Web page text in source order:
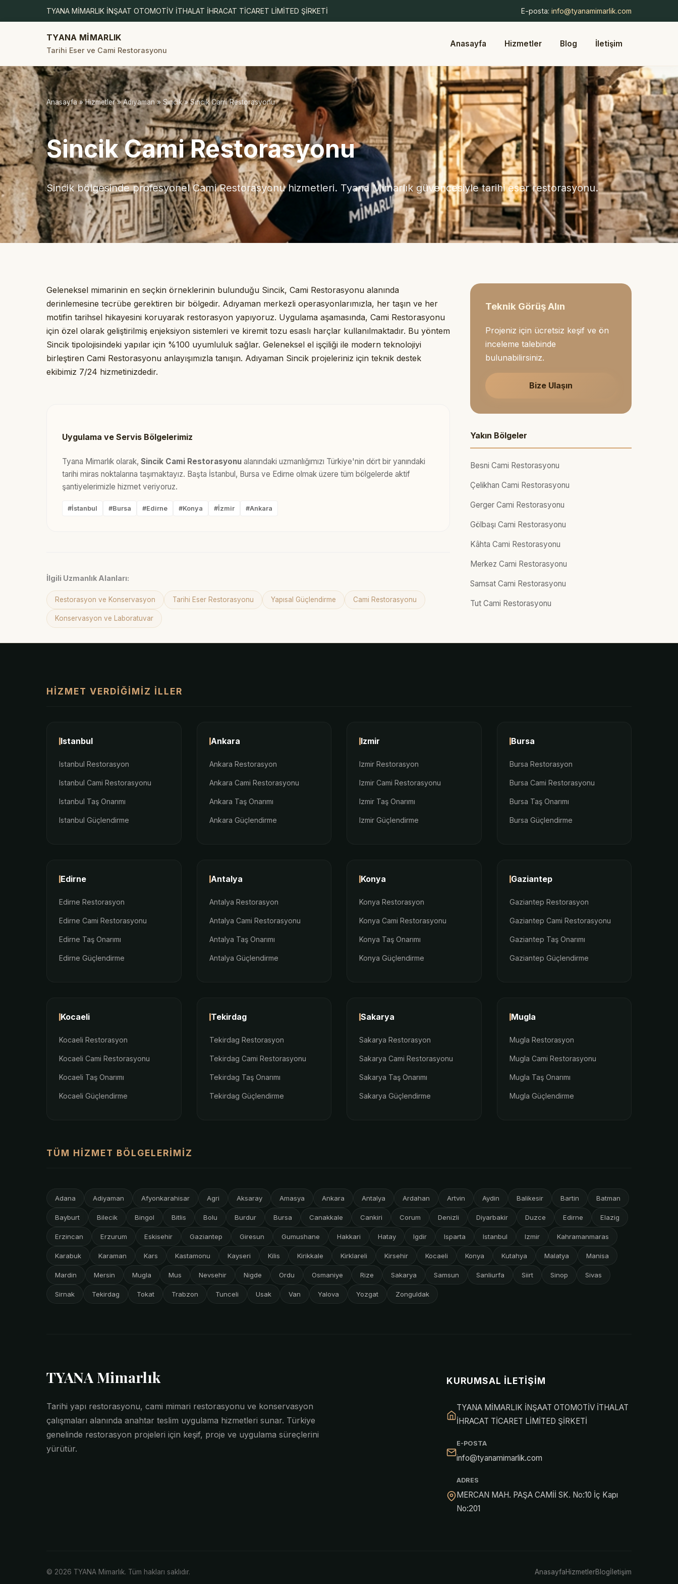
TYANA MİMARLIK İNŞAAT OTOMOTİV İTHALAT İHRACAT TİCARET LİMİTED ŞİRKETİ E-posta: info@tyanamimarlik.com
TYANA MİMARLIK
Tarihi Eser ve Cami Restorasyonu
Anasayfa Hizmetler Blog İletişim
Anasayfa»Hizmetler»Adıyaman»Sincik» Sincik Cami Restorasyonu
Sincik Cami Restorasyonu
Sincik bölgesinde profesyonel Cami Restorasyonu hizmetleri. Tyana Mimarlık güvencesiyle tarihi eser restorasyonu.
Geleneksel mimarinin en seçkin örneklerinin bulunduğu Sincik, Cami Restorasyonu alanında
derinlemesine tecrübe gerektiren bir bölgedir. Adıyaman merkezli operasyonlarımızla, her taşın ve her
motifin tarihsel hikayesini koruyarak restorasyon yapıyoruz. Uygulama aşamasında, Cami Restorasyonu
için özel olarak geliştirilmiş enjeksiyon sistemleri ve kiremit tozu esaslı harçlar kullanılmaktadır. Bu yöntem
Sincik tipolojisindeki yapılar için %100 uyumluluk sağlar. Geleneksel el işçiliği ile modern teknolojiyi
birleştiren Cami Restorasyonu anlayışımızla tanışın. Adıyaman Sincik projeleriniz için teknik destek
ekibimiz 7/24 hizmetinizdedir.
Uygulama ve Servis Bölgelerimiz
Tyana Mimarlık olarak, Sincik Cami Restorasyonu alanındaki uzmanlığımızı Türkiye'nin dört bir yanındaki
tarihi miras noktalarına taşımaktayız. Başta İstanbul, Bursa ve Edirne olmak üzere tüm bölgelerde aktif
şantiyelerimizle hizmet veriyoruz.
#İstanbul #Bursa #Edirne #Konya #İzmir #Ankara
İlgili Uzmanlık Alanları:
Restorasyon ve Konservasyon Tarihi Eser Restorasyonu Yapısal Güçlendirme Cami Restorasyonu
Konservasyon ve Laboratuvar
Teknik Görüş Alın
Projeniz için ücretsiz keşif ve ön
inceleme talebinde
bulunabilirsiniz.
Bize Ulaşın
Yakın Bölgeler
Besni Cami Restorasyonu
Çelikhan Cami Restorasyonu
Gerger Cami Restorasyonu
Gölbaşı Cami Restorasyonu
Kâhta Cami Restorasyonu
Merkez Cami Restorasyonu
Samsat Cami Restorasyonu
Tut Cami Restorasyonu
HIZMET VERDIĞIMIZ İLLER
Istanbul
Istanbul Restorasyon
Istanbul Cami Restorasyonu
Istanbul Taş Onarımı
Istanbul Güçlendirme
Ankara
Ankara Restorasyon
Ankara Cami Restorasyonu
Ankara Taş Onarımı
Ankara Güçlendirme
Izmir
Izmir Restorasyon
Izmir Cami Restorasyonu
Izmir Taş Onarımı
Izmir Güçlendirme
Bursa
Bursa Restorasyon
Bursa Cami Restorasyonu
Bursa Taş Onarımı
Bursa Güçlendirme
Edirne
Edirne Restorasyon
Edirne Cami Restorasyonu
Edirne Taş Onarımı
Edirne Güçlendirme
Antalya
Antalya Restorasyon
Antalya Cami Restorasyonu
Antalya Taş Onarımı
Antalya Güçlendirme
Konya
Konya Restorasyon
Konya Cami Restorasyonu
Konya Taş Onarımı
Konya Güçlendirme
Gaziantep
Gaziantep Restorasyon
Gaziantep Cami Restorasyonu
Gaziantep Taş Onarımı
Gaziantep Güçlendirme
Kocaeli
Kocaeli Restorasyon
Kocaeli Cami Restorasyonu
Kocaeli Taş Onarımı
Kocaeli Güçlendirme
Tekirdag
Tekirdag Restorasyon
Tekirdag Cami Restorasyonu
Tekirdag Taş Onarımı
Tekirdag Güçlendirme
Sakarya
Sakarya Restorasyon
Sakarya Cami Restorasyonu
Sakarya Taş Onarımı
Sakarya Güçlendirme
Mugla
Mugla Restorasyon
Mugla Cami Restorasyonu
Mugla Taş Onarımı
Mugla Güçlendirme
TÜM HIZMET BÖLGELERIMIZ
Adana Adiyaman Afyonkarahisar Agri Aksaray Amasya Ankara Antalya Ardahan Artvin Aydin Balikesir Bartin Batman
Bayburt Bilecik Bingol Bitlis Bolu Burdur Bursa Canakkale Cankiri Corum Denizli Diyarbakir Duzce Edirne Elazig
Erzincan Erzurum Eskisehir Gaziantep Giresun Gumushane Hakkari Hatay Igdir Isparta Istanbul Izmir Kahramanmaras
Karabuk Karaman Kars Kastamonu Kayseri Kilis Kirikkale Kirklareli Kirsehir Kocaeli Konya Kutahya Malatya Manisa
Mardin Mersin Mugla Mus Nevsehir Nigde Ordu Osmaniye Rize Sakarya Samsun Sanliurfa Siirt Sinop Sivas
Sirnak Tekirdag Tokat Trabzon Tunceli Usak Van Yalova Yozgat Zonguldak
TYANA Mimarlık
Tarihi yapı restorasyonu, cami mimari restorasyonu ve konservasyon
çalışmaları alanında anahtar teslim uygulama hizmetleri sunar. Türkiye
genelinde restorasyon projeleri için keşif, proje ve uygulama süreçlerini
yürütür.
KURUMSAL İLETIŞIM
TYANA MİMARLIK İNŞAAT OTOMOTİV İTHALAT
İHRACAT TİCARET LİMİTED ŞİRKETİ
E-POSTA
info@tyanamimarlik.com
ADRES
MERCAN MAH. PAŞA CAMİİ SK. No:10 İç Kapı
No:201
© 2026 TYANA Mimarlık. Tüm hakları saklıdır. AnasayfaHizmetlerBlogİletişim